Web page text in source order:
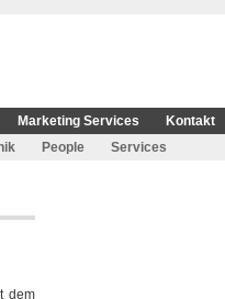
Marketing Services Kontakt
People Services
dem